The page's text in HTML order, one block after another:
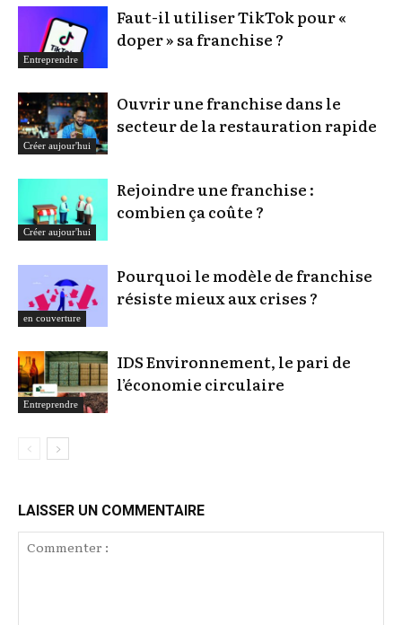
Entreprendre
Faut-il utiliser TikTok pour «
doper » sa franchise ?
Créer aujour'hui
Ouvrir une franchise dans le
secteur de la restauration rapide
Créer aujour'hui
Rejoindre une franchise :
combien ça coûte ?
en couverture
Pourquoi le modèle de franchise
résiste mieux aux crises ?
Entreprendre
IDS Environnement, le pari de
l’économie circulaire
LAISSER UN COMMENTAIRE